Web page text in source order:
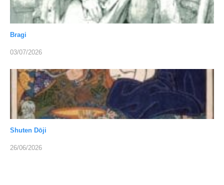
Bragi
03/07/2026
Shuten Dōji
26/06/2026